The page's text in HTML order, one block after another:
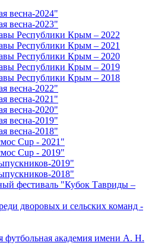
весна-2024"
весна-2023"
Республики Крым – 2022
Республики Крым – 2021
Республики Крым – 2020
Республики Крым – 2019
Республики Крым – 2018
весна-2022"
весна-2021"
весна-2020"
весна-2019"
весна-2018"
Cup - 2021"
Cup - 2019"
2019"
2018"
фестиваль "Кубок Тавриды –
дворовых и сельских команд -
футбольная академия имени А. Н.